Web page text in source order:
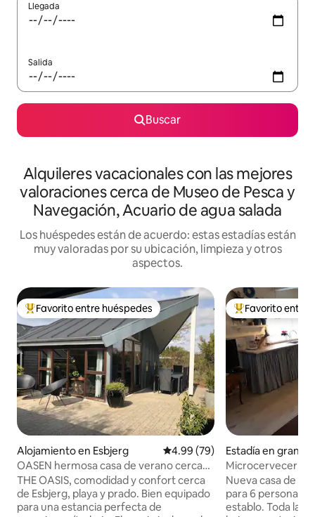
Llegada
Salida
Buscar
Alquileres vacacionales con las mejores
valoraciones cerca de Museo de Pesca y
Navegación, Acuario de agua salada
Los huéspedes están de acuerdo: estas estadías están
muy valoradas por su ubicación, limpieza y otros
aspectos.
Favorito entre huéspedes preferido
Favorito entre huéspedes
Alojamiento en Esbjerg Calificación promedio: 4.99 de
4.99 (79)
OASEN hermosa casa de verano cerca
de Esbjerg, playa y naturaleza
THE OASIS, comodidad y confort cerca
de Esbjerg, playa y prado. Bien equipado
para una estancia perfecta de
Favorito entre
Favorito entre
Estadía en granja
p Vestj
Microcervecería
vacacional
Nueva casa de
para 6 personas
establo. Toda la